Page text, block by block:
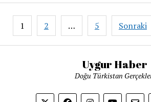
Yazı
sayfalaması
1 2 … 5 Sonraki
Uygur Haber
Doğu Türkistan